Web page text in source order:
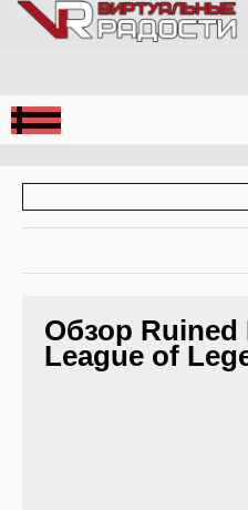
Jump to Navigation
Обзор Ruined
League of